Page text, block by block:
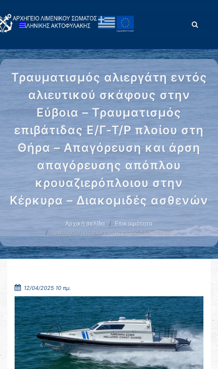
Τραυματισμός αλιεργάτη εντός
αλιευτικού σκάφους στην
Εύβοια – Τραυματισμός
επιβάτιδας Ε/Γ-Τ/Ρ πλοίου στη
Θήρα – Απαγόρευση και άρση
απαγόρευσης απόπλου
κρουαζιερόπλοιου στην
Κέρκυρα – Διακομιδές ασθενών
Αρχική σελίδα
Επικαιρότητα
Τραυματισμός αλιεργάτη εντός αλιευτικού …
12/04/2025 10 πμ.